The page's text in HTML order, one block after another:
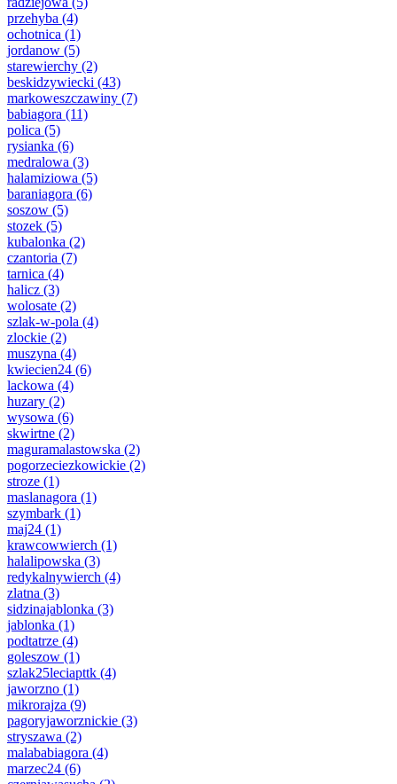
przehyba (4)
ochotnica (1)
jordanow (5)
starewierchy (2)
beskidzywiecki (43)
markoweszczawiny (7)
babiagora (11)
polica (5)
rysianka (6)
medralowa (3)
halamiziowa (5)
baraniagora (6)
soszow (5)
stozek (5)
kubalonka (2)
czantoria (7)
tarnica (4)
halicz (3)
wolosate (2)
szlak-w-pola (4)
zlockie (2)
muszyna (4)
kwiecien24 (6)
lackowa (4)
huzary (2)
wysowa (6)
skwirtne (2)
maguramalastowska (2)
pogorzeciezkowickie (2)
stroze (1)
maslanagora (1)
szymbark (1)
maj24 (1)
krawcowwierch (1)
halalipowska (3)
redykalnywierch (4)
zlatna (3)
sidzinajablonka (3)
jablonka (1)
podtatrze (4)
goleszow (1)
szlak25leciapttk (4)
jaworzno (1)
mikrorajza (9)
pagoryjaworznickie (3)
stryszawa (2)
malababiagora (4)
marzec24 (6)